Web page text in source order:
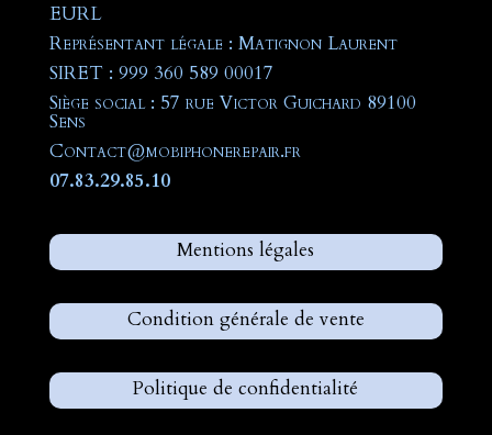
EURL
Représentant légale : Matignon Laurent
SIRET : 999 360 589 00017
Siège social : 57 rue Victor Guichard 89100
Sens
Contact@mobiphonerepair.fr
07.83.29.85.10
Mentions légales
Condition générale de vente
Politique de confidentialité